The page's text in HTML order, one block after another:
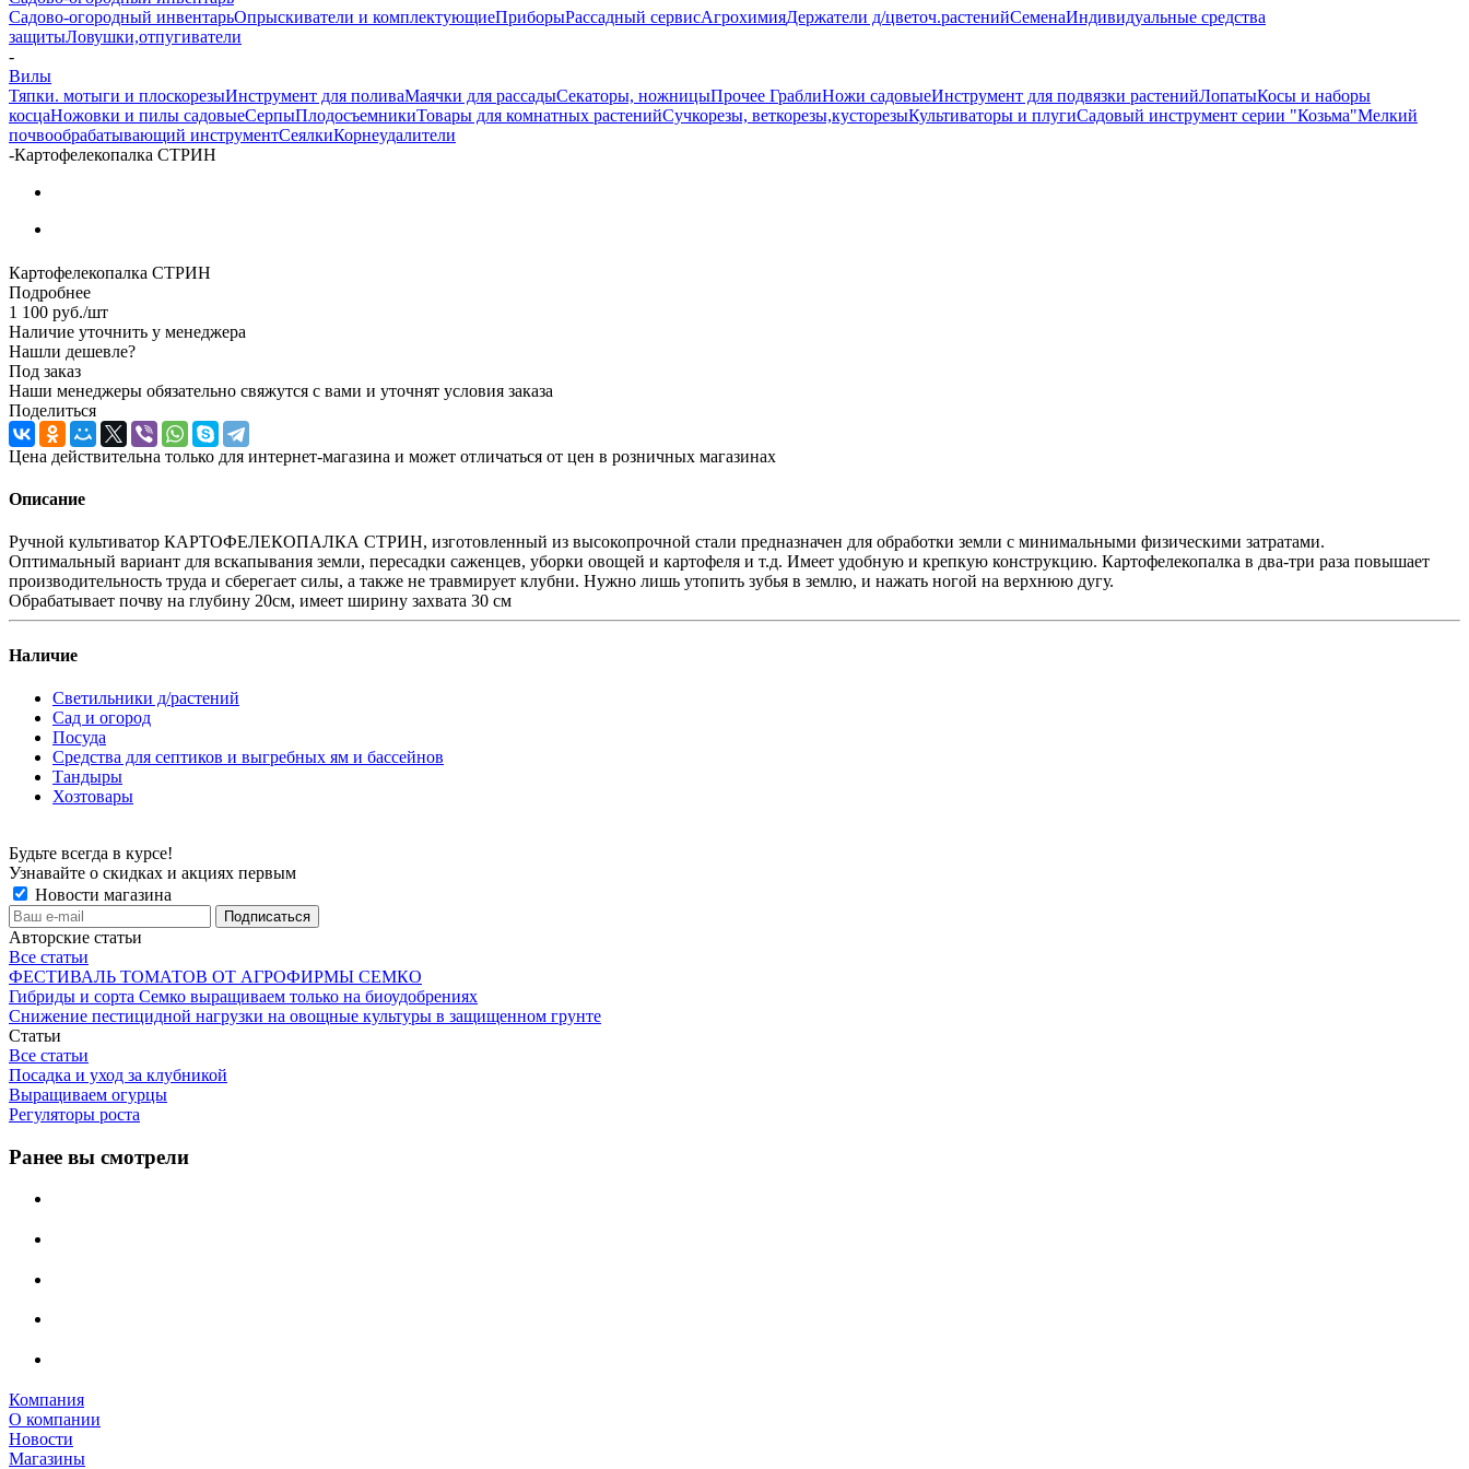
Садово-огородный инвентарьОпрыскиватели и комплектующиеПриборыРассадный сервисАгрохимияДержатели д/цветоч.растенийСеменаИндивидуальные средства
защитыЛовушки,отпугиватели
-
Вилы
Тяпки. мотыги и плоскорезыИнструмент для поливаМаячки для рассадыСекаторы, ножницыПрочее ГраблиНожи садовыеИнструмент для подвязки растенийЛопатыКосы и наборы
косцаНожовки и пилы садовыеСерпыПлодосъемникиТовары для комнатных растенийСучкорезы, веткорезы,кусторезыКультиваторы и плугиСадовый инструмент серии "Козьма"Мелкий
почвообрабатывающий инструментСеялкиКорнеудалители
-Картофелекопалка СТРИН
Картофелекопалка СТРИН
Подробнее
1 100 руб./шт
Наличие уточнить у менеджера
Нашли дешевле?
Под заказ
Наши менеджеры обязательно свяжутся с вами и уточнят условия заказа
Поделиться
Цена действительна только для интернет-магазина и может отличаться от цен в розничных магазинах
Описание
Ручной культиватор КАРТОФЕЛЕКОПАЛКА СТРИН, изготовленный из высокопрочной стали предназначен для обработки земли с минимальными физическими затратами.
Оптимальный вариант для вскапывания земли, пересадки саженцев, уборки овощей и картофеля и т.д. Имеет удобную и крепкую конструкцию. Картофелекопалка в два-три раза повышает
производительность труда и сберегает силы, а также не травмирует клубни. Нужно лишь утопить зубья в землю, и нажать ногой на верхнюю дугу.
Обрабатывает почву на глубину 20см, имеет ширину захвата 30 см
Наличие
Светильники д/растений
Сад и огород
Посуда
Средства для септиков и выгребных ям и бассейнов
Тандыры
Хозтовары
Будьте всегда в курсе!
Узнавайте о скидках и акциях первым
Новости магазина
Авторские статьи
Все статьи
ФЕСТИВАЛЬ ТОМАТОВ ОТ АГРОФИРМЫ СЕМКО
Гибриды и сорта Семко выращиваем только на биоудобрениях
Снижение пестицидной нагрузки на овощные культуры в защищенном грунте
Статьи
Все статьи
Посадка и уход за клубникой
Выращиваем огурцы
Регуляторы роста
Ранее вы смотрели
Компания
О компании
Новости
Магазины